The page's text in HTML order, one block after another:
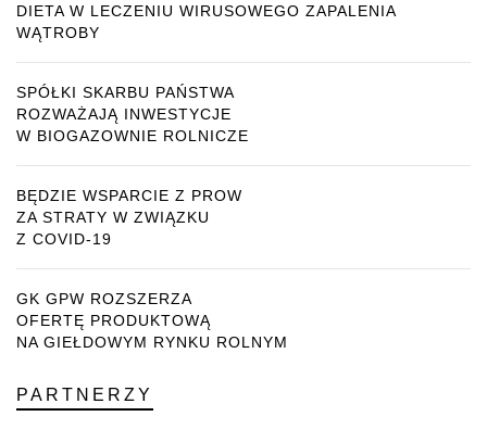
DIETA W LECZENIU WIRUSOWEGO ZAPALENIA
WĄTROBY
SPÓŁKI SKARBU PAŃSTWA
ROZWAŻAJĄ INWESTYCJE
W BIOGAZOWNIE ROLNICZE
BĘDZIE WSPARCIE Z PROW
ZA STRATY W ZWIĄZKU
Z COVID-19
GK GPW ROZSZERZA
OFERTĘ PRODUKTOWĄ
NA GIEŁDOWYM RYNKU ROLNYM
PARTNERZY